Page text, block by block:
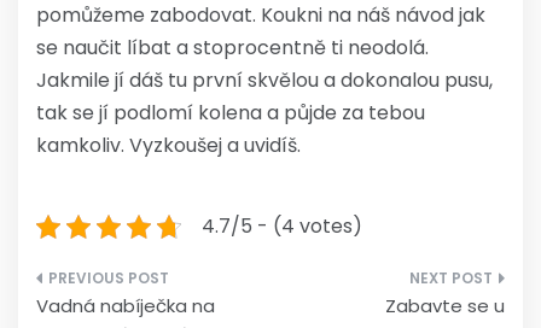
pomůžeme zabodovat. Koukni na náš návod jak
se naučit líbat a stoprocentně ti neodolá.
Jakmile jí dáš tu první skvělou a dokonalou pusu,
tak se jí podlomí kolena a půjde za tebou
kamkoliv. Vyzkoušej a uvidíš.
4.7/5 - (4 votes)
Navigace
Vadná nabíječka na
Zabavte se u